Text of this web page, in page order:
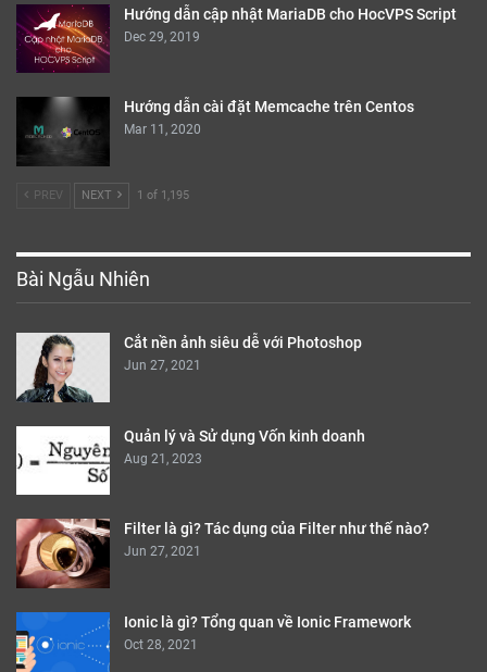
Hướng dẫn cập nhật MariaDB cho HocVPS Script
Dec 29, 2019
Hướng dẫn cài đặt Memcache trên Centos
Mar 11, 2020
PREV NEXT 1 of 1,195
Bài Ngẫu Nhiên
Cắt nền ảnh siêu dễ với Photoshop
Jun 27, 2021
Quản lý và Sử dụng Vốn kinh doanh
Aug 21, 2023
Filter là gì? Tác dụng của Filter như thế nào?
Jun 27, 2021
Ionic là gì? Tổng quan về Ionic Framework
Oct 28, 2021